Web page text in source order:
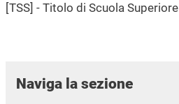
[TSS] - Titolo di Scuola Superiore
Naviga la sezione